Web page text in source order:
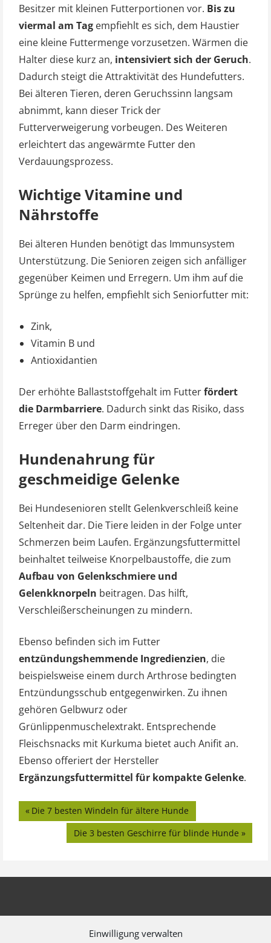
Einwilligung verwalten
Besitzer mit kleinen Futterportionen vor. Bis zu
viermal am Tag empfiehlt es sich, dem Haustier
eine kleine Futtermenge vorzusetzen. Wärmen die
Halter diese kurz an, intensiviert sich der Geruch.
Dadurch steigt die Attraktivität des Hundefutters.
Bei älteren Tieren, deren Geruchssinn langsam
abnimmt, kann dieser Trick der
Futterverweigerung vorbeugen. Des Weiteren
erleichtert das angewärmte Futter den
Verdauungsprozess.
Wichtige Vitamine und
Nährstoffe
Bei älteren Hunden benötigt das Immunsystem
Unterstützung. Die Senioren zeigen sich anfälliger
gegenüber Keimen und Erregern. Um ihm auf die
Sprünge zu helfen, empfiehlt sich Seniorfutter mit:
Zink,
Vitamin B und
Antioxidantien
Der erhöhte Ballaststoffgehalt im Futterfördert
die Darmbarriere. Dadurch sinkt das Risiko, dass
Erreger über den Darm eindringen.
Hundenahrung für
geschmeidige Gelenke
Bei Hundesenioren stellt Gelenkverschleiß keine
Seltenheit dar. Die Tiere leiden in der Folge unter
Schmerzen beim Laufen. Ergänzungsfuttermittel
beinhaltet teilweise Knorpelbaustoffe, die zum
Aufbau von Gelenkschmiere und
Gelenkknorpeln beitragen. Das hilft,
Verschleißerscheinungen zu mindern.
Ebenso befinden sich im Futter
entzündungshemmende Ingredienzien, die
beispielsweise einem durch Arthrose bedingten
Entzündungsschub entgegenwirken. Zu ihnen
gehören Gelbwurz oder
Grünlippenmuschelextrakt. Entsprechende
Fleischsnacks mit Kurkuma bietet auch Anifit an.
Ebenso offeriert der Hersteller
Ergänzungsfuttermittel für kompakte Gelenke.
Beitragsnavigation
Vorheriger
Beitrag:
Die 7 besten Windeln für ältere Hunde
Nächster
Beitrag:
Die 3 besten Geschirre für blinde Hunde